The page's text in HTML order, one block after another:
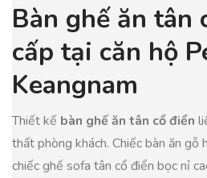
Bàn ghế ăn tân
cấp tại căn hộ
Keangnam
Thiết kế bàn ghế ăn tân cổ điển
thất phòng khách. Chiếc bàn ăn gỗ
chiếc ghế sofa tân cổ điển bọc nỉ